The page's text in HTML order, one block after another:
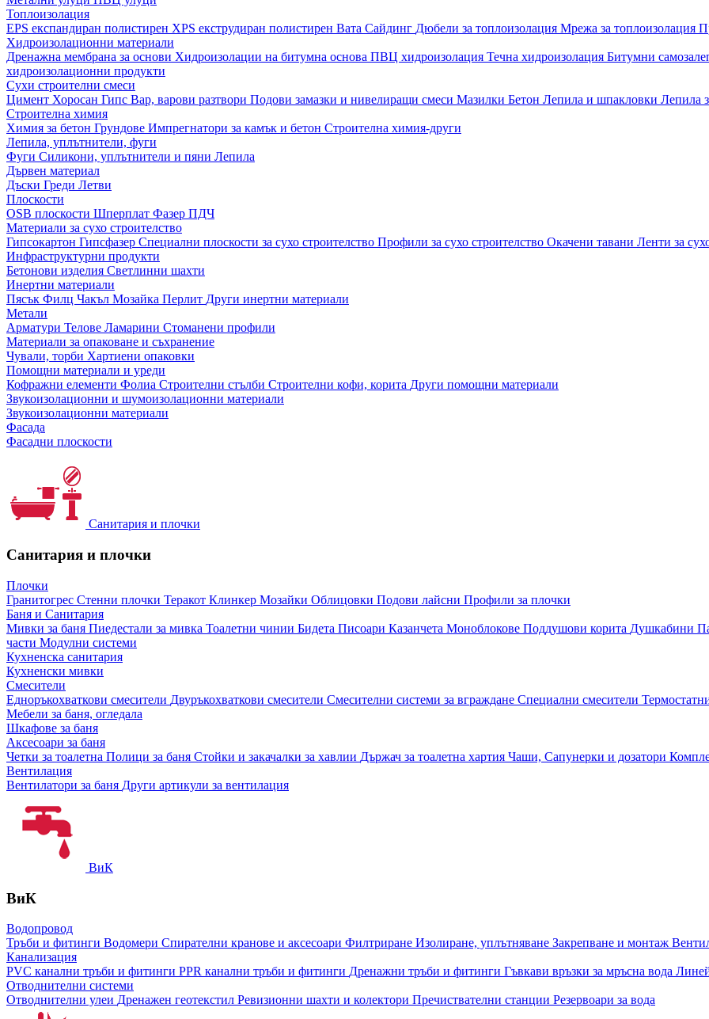
Топлоизолация
EPS експандиран полистирен XPS екструдиран полистирен Вата Сайдинг Дюбели за топлоизолация Мрежа за топлоизолация
Хидроизолационни материали
Дренажна мембрана за основи Хидроизолации на битумна основа ПВЦ хидроизолация Течна хидроизолация Битумни
хидроизолационни продукти
Сухи строителни смеси
Цимент Хоросан Гипс Вар, варови разтвори Подови замазки и нивелиращи смеси Мазилки Бетон Лепила и шпакловки Лепила
Строителна химия
Химия за бетон Грундове Импрегнатори за камък и бетон Строителна химия-други
Лепила, уплътнители, фуги
Фуги Силикони, уплътнители и пяни Лепила
Дървен материал
Дъски Греди Летви
Плоскости
OSB плоскости Шперплат Фазер ПДЧ
Материали за сухо строителство
Гипсокартон Гипсфазер Специални плоскости за сухо строителство Профили за сухо строителство Окачени тавани Ленти за
Инфраструктурни продукти
Бетонови изделия Светлинни шахти
Инертни материали
Пясък Филц Чакъл Мозайкa Перлит Други инертни материали
Метали
Арматури Телове Ламарини Стоманени профили
Материали за опаковане и съхранение
Чували, торби Хартиени опаковки
Помощни материали и уреди
Кофражни елементи Фолиа Строителни стълби Строителни кофи, корита Други помощни материали
Звукоизолационни и шумоизолационни материали
Звукоизолационни материали
Фасада
Фасадни плоскости
Санитария и плочки
Санитария и плочки
Плочки
Гранитогрес Стенни плочки Теракот Клинкер Мозайки Облицовки Подови лайсни Профили за плочки
Баня и Санитария
Мивки за баня Пиедестали за мивка Тоалетни чинии Бидета Писоари Казанчета Моноблокове Поддушови корита Душкабини
части Модулни системи
Кухненска санитария
Кухненски мивки
Смесители
Едноръкохваткови смесители Двуръкохваткови смесители Смесителни системи за вграждане Специални смесители
Мебели за баня, огледала
Шкафове за баня
Аксесоари за баня
Четки за тоалетна Полици за баня Стойки и закачалки за хавлии Държач за тоалетна хартия Чаши, Сапунерки и дозатори
Вентилация
Вентилатори за баня Други артикули за вентилация
ВиК
ВиК
Водопровод
Тръби и фитинги Водомери Спирателни кранове и аксесоари Филтриране Изолиране, уплътняване Закрепване и монтаж
Канализация
PVC канални тръби и фитинги PPR канални тръби и фитинги Дренажни тръби и фитинги Гъвкави връзки за мръсна вода
Отводнителни системи
Отводнителни улеи Дренажен геотекстил Ревизионни шахти и колектори Пречиствателни станции Резервоари за вода